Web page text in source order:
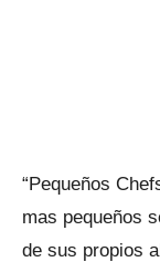
“Pequeños
mas pequeños
de sus propios